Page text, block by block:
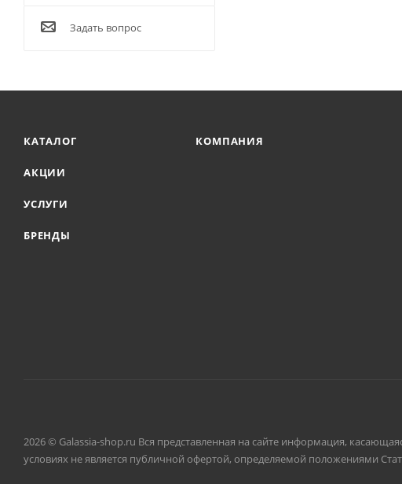
Задать вопрос
КАТАЛОГ
АКЦИИ
УСЛУГИ
БРЕНДЫ
КОМПАНИЯ
2026 © Galassia-shop.ru Вся представленная на сайте информация,
условиях не является публичной офертой, определяемой положениями